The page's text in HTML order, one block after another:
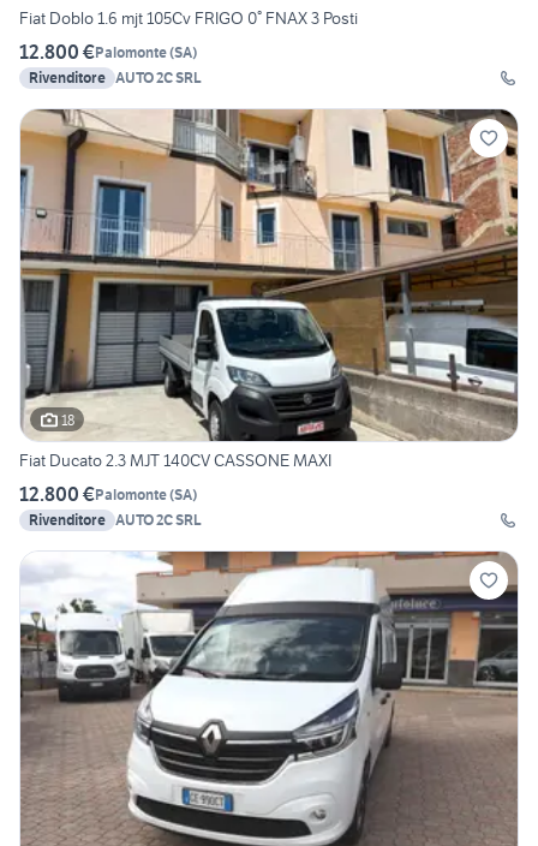
Fiat Doblo 1.6 mjt 105Cv FRIGO 0° FNAX 3 Posti
12.800 €Palomonte(SA)
Rivenditore AUTO 2C SRL
18
Fiat Ducato 2.3 MJT 140CV CASSONE MAXI
12.800 €Palomonte(SA)
Rivenditore AUTO 2C SRL